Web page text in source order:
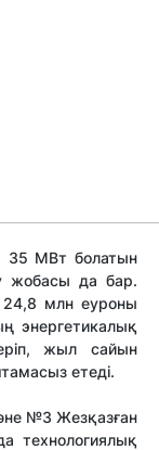
35 МВт болатын
жобасы да бар.
24,8 млн еуроны
энергетикалық
жыл сайын
етеді.
№3 Жезқазған
технологиялық